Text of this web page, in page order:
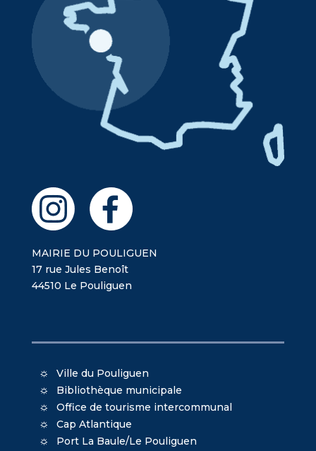
MAIRIE DU POULIGUEN
17 rue Jules Benoît
44510 Le Pouliguen
Ville du Pouliguen
Bibliothèque municipale
Office de tourisme intercommunal
Cap Atlantique
Port La Baule/Le Pouliguen